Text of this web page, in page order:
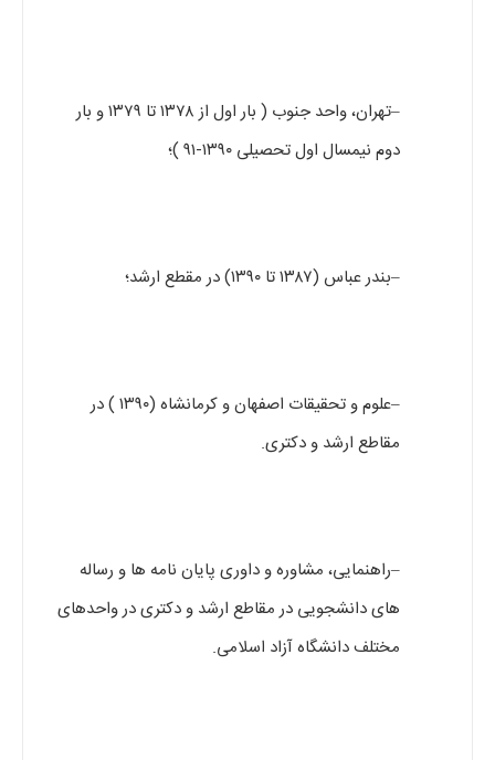
–تهران، واحد جنوب ( بار اول از ۱۳۷۸ تا ۱۳۷۹ و بار
دوم نیمسال اول تحصیلی ۱۳۹۰-۹۱ )؛
–بندر عباس (۱۳۸۷ تا ۱۳۹۰) در مقطع ارشد؛
–علوم و تحقیقات اصفهان و کرمانشاه (۱۳۹۰ ) در
مقاطع ارشد و دکتری.
–راهنمایی، مشاوره و داوری پایان نامه ها و رساله
های دانشجویی در مقاطع ارشد و دکتری در واحدهای
مختلف دانشگاه آزاد اسلامی.